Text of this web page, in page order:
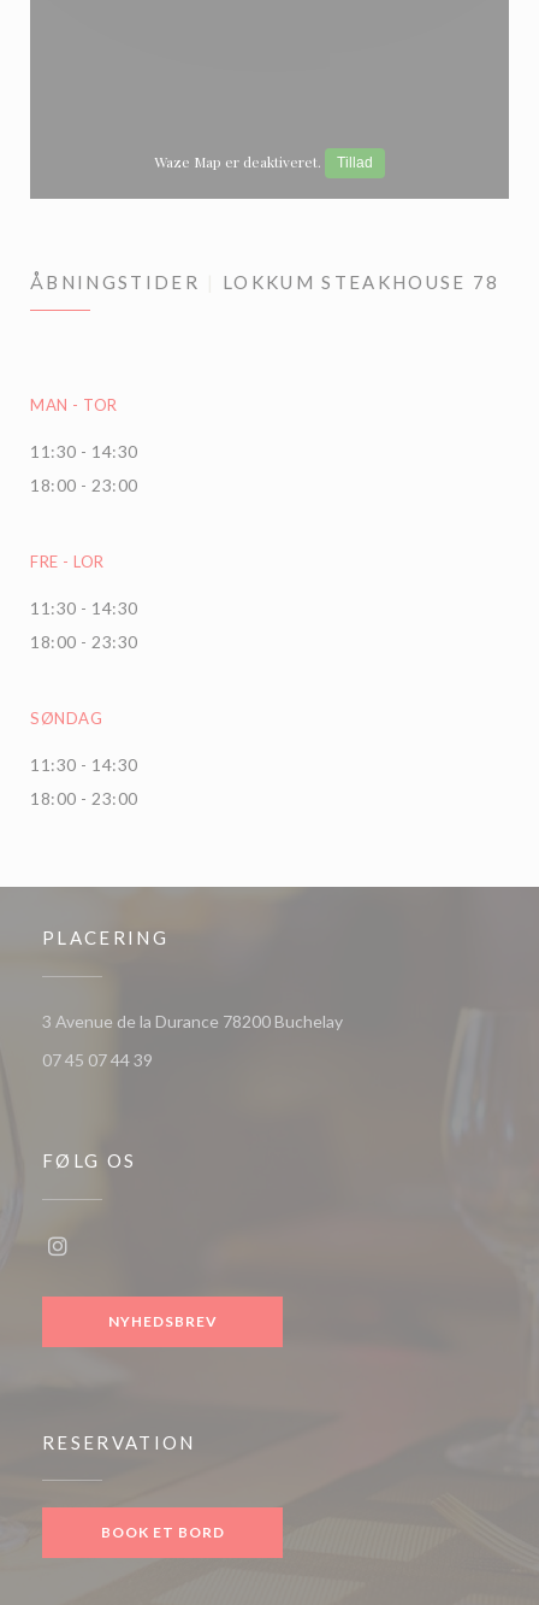
Waze Map er deaktiveret. Tillad
ÅBNINGSTIDER LOKKUM STEAKHOUSE 78
MAN - TOR
11:30 - 14:30
18:00 - 23:00
FRE - LOR
11:30 - 14:30
18:00 - 23:30
SØNDAG
11:30 - 14:30
18:00 - 23:00
PLACERING
3 Avenue de la Durance 78200 Buchelay((åbner i et nyt vindue))
07 45 07 44 39
FØLG OS
NYHEDSBREV
RESERVATION
BOOK ET BORD